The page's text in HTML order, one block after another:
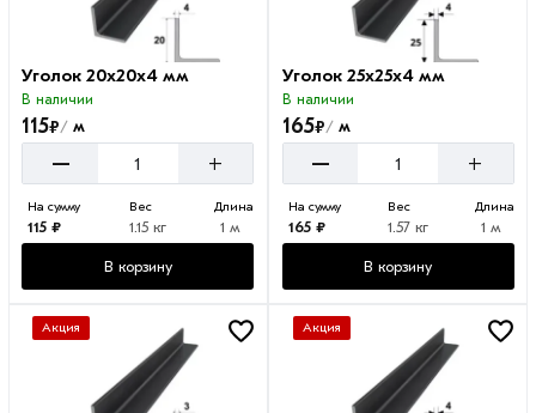
Уголок 20х20х4 мм
В наличии
115₽/ м
– +
На сумму
115 ₽
Вес
1.15 кг
Длина
1 м
В корзину
Уголок 25х25х4 мм
В наличии
165₽/м
– +
На сумму
165 ₽
Вес
1.57 кг
Длина
1 м
В корзину
Акция Акция